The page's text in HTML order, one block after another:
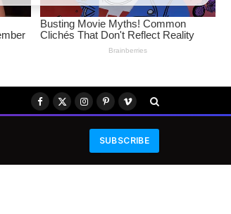
Facebook
X
Instagram
PinterestVimeo
SUBSCRIBE